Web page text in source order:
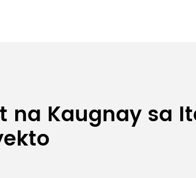
na Kaugnay sa